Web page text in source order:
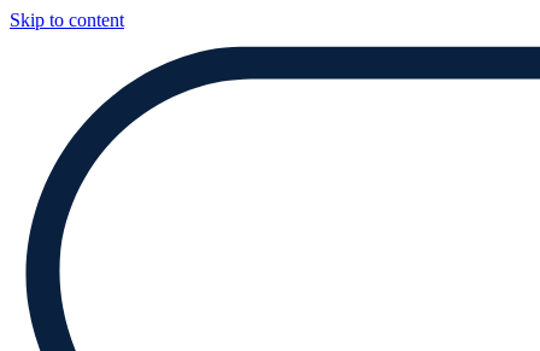
Skip to content